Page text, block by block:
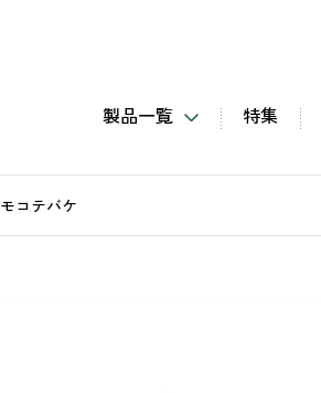
製品一覧
特集
コテバケ